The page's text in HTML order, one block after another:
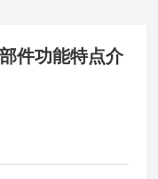
件功能特点介